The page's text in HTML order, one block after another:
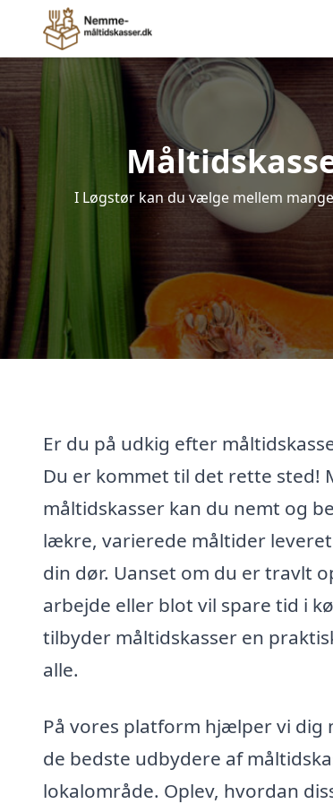
I Løgstør kan du vælge mellem
Er du på udkig efter
Du er kommet til det rette sted!
måltidskasser kan du nemt og
lækre, varierede måltider
din dør. Uanset om du er travlt
arbejde eller blot vil spare tid i
tilbyder måltidskasser en
alle.
På vores platform hjælper vi dig
de bedste udbydere af
lokalområde. Oplev, hvordan